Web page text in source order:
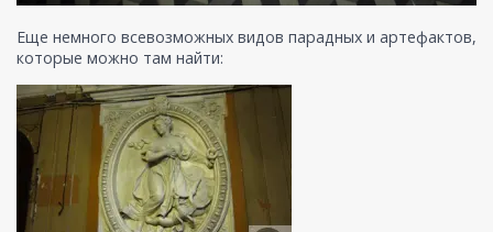
Еще немного всевозможных видов парадных и артефактов,
которые можно там найти: